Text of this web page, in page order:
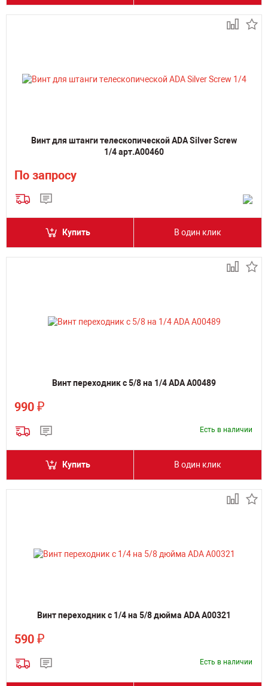
Винт для штанги телескопической ADA Silver Screw
1/4 арт.А00460
По запросу
Купить В один клик
Винт переходник c 5/8 на 1/4 ADA А00489
990 ₽
Есть в наличии
Купить В один клик
Винт переходник с 1/4 на 5/8 дюйма ADA А00321
590 ₽
Есть в наличии